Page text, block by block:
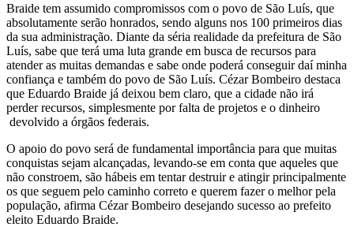
Braide tem assumido compromissos com o povo de São Luís, que
absolutamente serão honrados, sendo alguns nos 100 primeiros dias
da sua administração. Diante da séria realidade da prefeitura de São
Luís, sabe que terá uma luta grande em busca de recursos para
atender as muitas demandas e sabe onde poderá conseguir daí minha
confiança e também do povo de São Luís. Cézar Bombeiro destaca
que Eduardo Braide já deixou bem claro, que a cidade não irá
perder recursos, simplesmente por falta de projetos e o dinheiro
devolvido a órgãos federais.
O apoio do povo será de fundamental importância para que muitas
conquistas sejam alcançadas, levando-se em conta que aqueles que
não constroem, são hábeis em tentar destruir e atingir principalmente
os que seguem pelo caminho correto e querem fazer o melhor pela
população, afirma Cézar Bombeiro desejando sucesso ao prefeito
eleito Eduardo Braide.